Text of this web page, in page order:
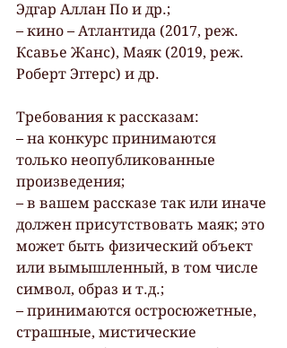
Эдгар Аллан По и др.;
– кино – Атлантида (2017, реж.
Ксавье Жанс), Маяк (2019, реж.
Роберт Эггерс) и др.
Требования к рассказам:
– на конкурс принимаются
только неопубликованные
произведения;
– в вашем рассказе так или иначе
должен присутствовать маяк; это
может быть физический объект
или вымышленный, в том числе
символ, образ и т.д.;
– принимаются остросюжетные,
страшные, мистические